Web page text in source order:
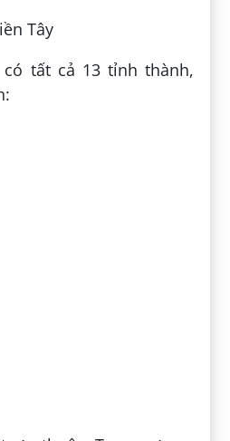
Tây
tất cả 13 tỉnh thành,